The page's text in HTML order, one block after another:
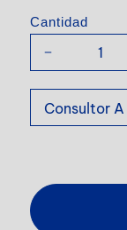
Cantidad